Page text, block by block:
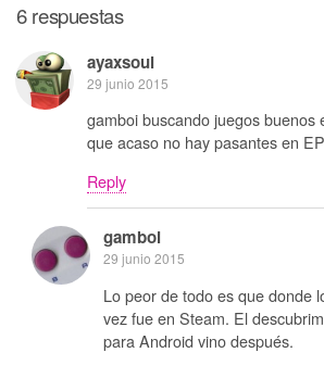
6 respuestas
ayaxsoul
29 junio 2015
gamboi buscando juegos buenos
que acaso no hay pasantes en
Reply
gamboi
29 junio 2015
Lo peor de todo es que donde
vez fue en Steam. El
para Android vino después.